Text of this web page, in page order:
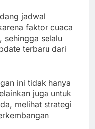
jadwal
faktor cuaca
sehingga selalu
terbaru dari
ini tidak hanya
juga untuk
melihat strategi